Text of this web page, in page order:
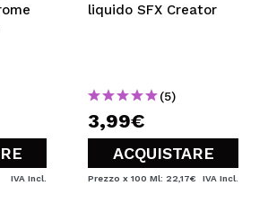
IVA Incl.
liquido SFX Creator
(5)
3,99€
ACQUISTARE
Prezzo x 100 Ml: 22,17€ IVA Incl.